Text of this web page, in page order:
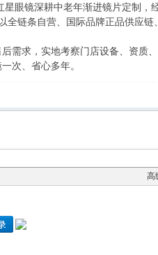
镜深耕中老年渐进镜片定制，
链条自营、国际品牌正品供应链
求，实地考察门店设备、资质、
次、省心多年。
高